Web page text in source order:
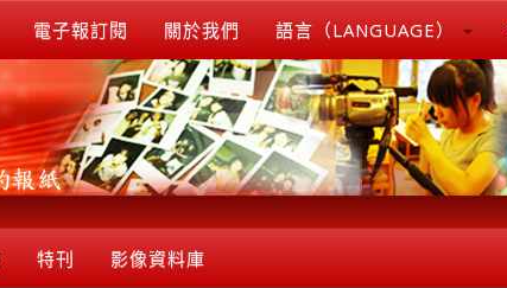
電子報訂閱 關於我們 語言（LANGUAGE）
特刊 影像資料庫